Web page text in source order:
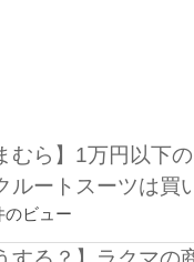
むら】1万円以下
ルートスーツは買
のビュー